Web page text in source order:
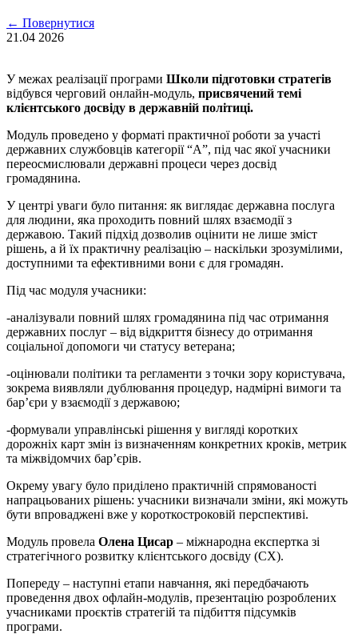
← Повернутися
21.04 2026
У межах реалізації програми Школи підготовки стратегів
відбувся черговий онлайн-модуль, присвячений темі
клієнтського досвіду в державній політиці.
Модуль проведено у форматі практичної роботи за участі
державних службовців категорії “А”, під час якої учасники
переосмислювали державні процеси через досвід
громадянина.
У центрі уваги було питання: як виглядає державна послуга
для людини, яка проходить повний шлях взаємодії з
державою. Такий підхід дозволив оцінити не лише зміст
рішень, а й їх практичну реалізацію – наскільки зрозумілими,
доступними та ефективними вони є для громадян.
Під час модуля учасники:
-аналізували повний шлях громадянина під час отримання
державних послуг – від відкриття бізнесу до отримання
соціальної допомоги чи статусу ветерана;
-оцінювали політики та регламенти з точки зору користувача,
зокрема виявляли дублювання процедур, надмірні вимоги та
бар’єри у взаємодії з державою;
-формували управлінські рішення у вигляді коротких
дорожніх карт змін із визначенням конкретних кроків, метрик
та міжвідомчих бар’єрів.
Окрему увагу було приділено практичній спрямованості
напрацьованих рішень: учасники визначали зміни, які можуть
бути впроваджені вже у короткостроковій перспективі.
Модуль провела Олена Цисар – міжнародна експертка зі
стратегічного розвитку клієнтського досвіду (CX).
Попереду – наступні етапи навчання, які передбачають
проведення двох офлайн-модулів, презентацію розроблених
учасниками проєктів стратегій та підбиття підсумків
програми.